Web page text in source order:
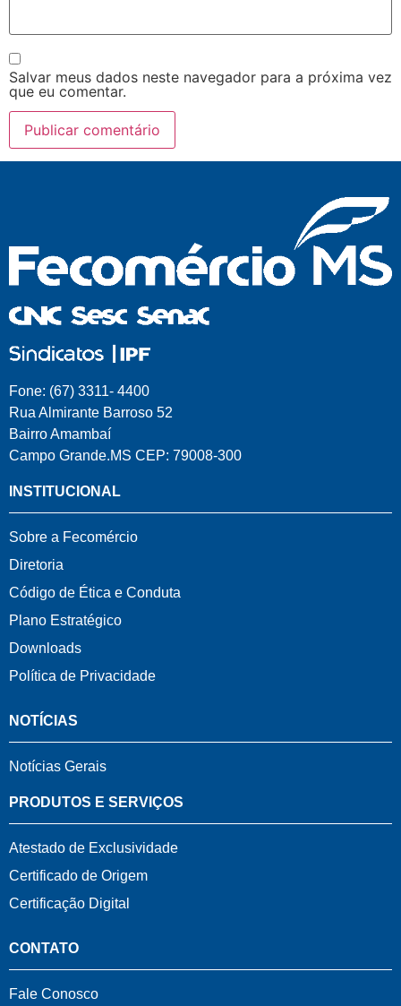
Salvar meus dados neste navegador para a próxima vez
que eu comentar.
Fone: (67) 3311- 4400
Rua Almirante Barroso 52
Bairro Amambaí
Campo Grande.MS CEP: 79008-300
INSTITUCIONAL
Sobre a Fecomércio
Diretoria
Código de Ética e Conduta
Plano Estratégico
Downloads
Política de Privacidade
NOTÍCIAS
Notícias Gerais
PRODUTOS E SERVIÇOS
Atestado de Exclusividade
Certificado de Origem
Certificação Digital
CONTATO
Fale Conosco